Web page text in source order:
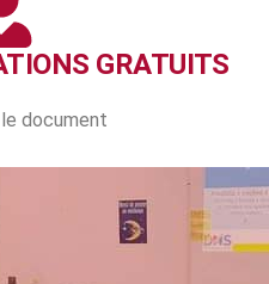
GRATUITS
document